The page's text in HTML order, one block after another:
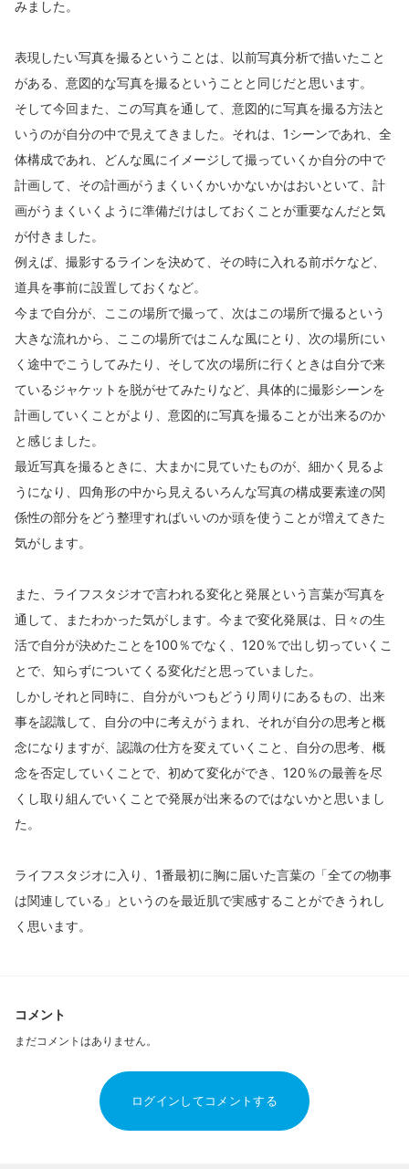
みました。
表現したい写真を撮るということは、以前写真分析で描いたこと
がある、意図的な写真を撮るということと同じだと思います。
そして今回また、この写真を通して、意図的に写真を撮る方法と
いうのが自分の中で見えてきました。それは、1シーンであれ、全
体構成であれ、どんな風にイメージして撮っていくか自分の中で
計画して、その計画がうまくいくかいかないかはおいといて、計
画がうまくいくように準備だけはしておくことが重要なんだと気
が付きました。
例えば、撮影するラインを決めて、その時に入れる前ボケなど、
道具を事前に設置しておくなど。
今まで自分が、ここの場所で撮って、次はこの場所で撮るという
大きな流れから、ここの場所ではこんな風にとり、次の場所にい
く途中でこうしてみたり、そして次の場所に行くときは自分で来
ているジャケットを脱がせてみたりなど、具体的に撮影シーンを
計画していくことがより、意図的に写真を撮ることが出来るのか
と感じました。
最近写真を撮るときに、大まかに見ていたものが、細かく見るよ
うになり、四角形の中から見えるいろんな写真の構成要素達の関
係性の部分をどう整理すればいいのか頭を使うことが増えてきた
気がします。
また、ライフスタジオで言われる変化と発展という言葉が写真を
通して、またわかった気がします。今まで変化発展は、日々の生
活で自分が決めたことを100％でなく、120％で出し切っていくこ
とで、知らずについてくる変化だと思っていました。
しかしそれと同時に、自分がいつもどうり周りにあるもの、出来
事を認識して、自分の中に考えがうまれ、それが自分の思考と概
念になりますが、認識の仕方を変えていくこと、自分の思考、概
念を否定していくことで、初めて変化ができ、120％の最善を尽
くし取り組んでいくことで発展が出来るのではないかと思いまし
た。
ライフスタジオに入り、1番最初に胸に届いた言葉の「全ての物事
は関連している」というのを最近肌で実感することができうれし
く思います。
コメント
まだコメントはありません。
ログインしてコメントする